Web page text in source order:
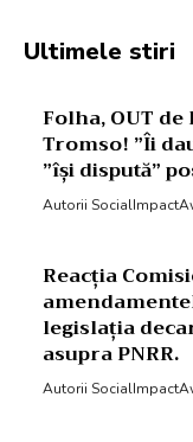
Ultimele stiri
Folha, OUT
Tromso! ”Îi
”își dispută”
Autorii
Reacția
legislația
asupra PNRR.
Autorii